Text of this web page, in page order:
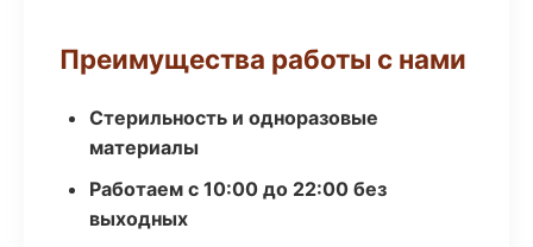
Преимущества работы с нами
Стерильность и одноразовые
материалы
Работаем с 10:00 до 22:00 без
выходных